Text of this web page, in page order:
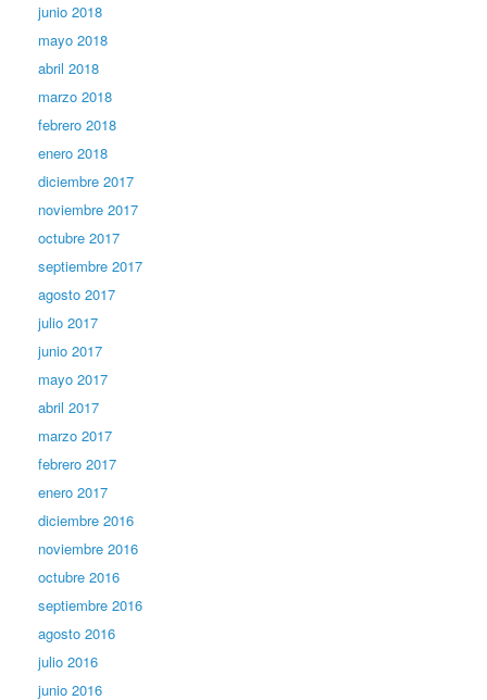
junio 2018
mayo 2018
abril 2018
marzo 2018
febrero 2018
enero 2018
diciembre 2017
noviembre 2017
octubre 2017
septiembre 2017
agosto 2017
julio 2017
junio 2017
mayo 2017
abril 2017
marzo 2017
febrero 2017
enero 2017
diciembre 2016
noviembre 2016
octubre 2016
septiembre 2016
agosto 2016
julio 2016
junio 2016